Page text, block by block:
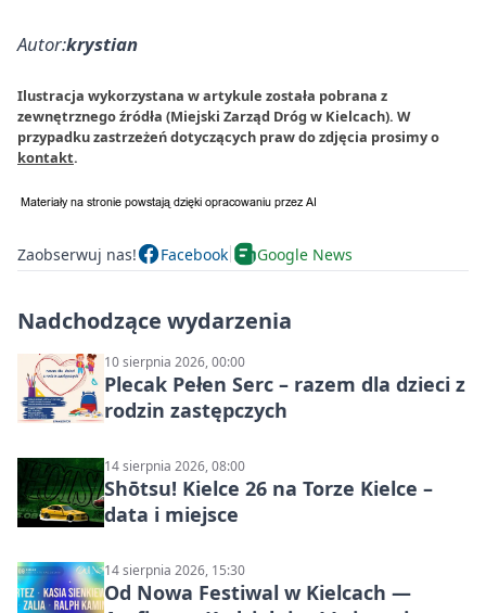
Autor:krystian
Ilustracja wykorzystana w artykule została pobrana z
zewnętrznego źródła (Miejski Zarząd Dróg w Kielcach). W
przypadku zastrzeżeń dotyczących praw do zdjęcia prosimy o
kontakt.
Zaobserwuj nas! Facebook Google News
Nadchodzące wydarzenia
10 sierpnia 2026, 00:00
Plecak Pełen Serc – razem dla dzieci z
rodzin zastępczych
14 sierpnia 2026, 08:00
Shōtsu! Kielce 26 na Torze Kielce –
data i miejsce
14 sierpnia 2026, 15:30
Od Nowa Festiwal w Kielcach —